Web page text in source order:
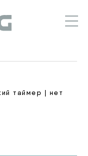
таймер | нет